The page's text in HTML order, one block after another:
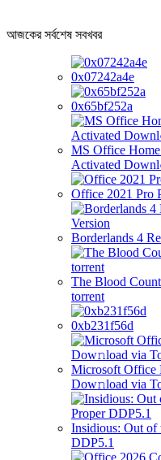
আজকের সর্বশেষ সবখবর
0x07242a4e
0x65bf252a
MS Office
Activated
Office 2021 Pro
Borderlands 4
The Blood
torrent
0xb231f56d
Microsoft Office
Dow𝚗load via
Insidious: Out of
DDP5.1